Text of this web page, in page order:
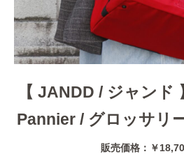
【 JANDD / ジャン
Pannier / グロッサリ
販売価格：￥